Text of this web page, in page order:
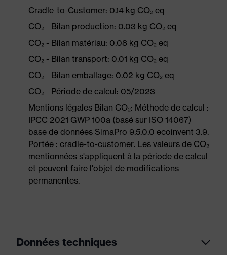
Cradle-to-Customer: 0.14 kg CO₂ eq
CO₂ - Bilan production: 0.03 kg CO₂ eq
CO₂ - Bilan matériau: 0.08 kg CO₂ eq
CO₂ - Bilan transport: 0.01 kg CO₂ eq
CO₂ - Bilan emballage: 0.02 kg CO₂ eq
CO₂ - Période de calcul: 05/2023
Mentions légales Bilan CO₂: Méthode de calcul :
IPCC 2021 GWP 100a (basé sur ISO 14067)
base de données SimaPro 9.5.0.0 ecoinvent 3.9.
Portée : cradle-to-customer. Les valeurs de CO₂
mentionnées s'appliquent à la période de calcul
et peuvent faire l'objet de modifications
permanentes.
Données techniques